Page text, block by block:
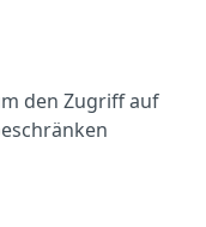
den Zugriff auf